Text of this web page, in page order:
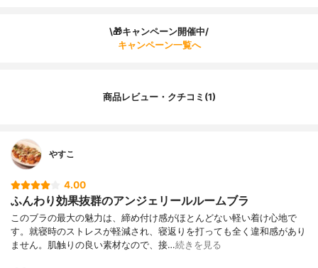
\🎁キャンペーン開催中/
キャンペーン一覧へ
商品レビュー・クチコミ(1)
やすこ
4.00
ふんわり効果抜群のアンジェリールルームブラ
このブラの最大の魅力は、締め付け感がほとんどない軽い着け心地で
す。就寝時のストレスが軽減され、寝返りを打っても全く違和感があり
ません。肌触りの良い素材なので、接…続きを見る